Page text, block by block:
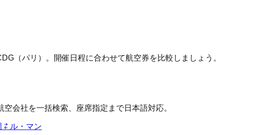
（パリ） 。開催日程に合わせて航空券を比較しましょう。
会社を一括検索、座席指定まで日本語対応。
⇄ ル・マン